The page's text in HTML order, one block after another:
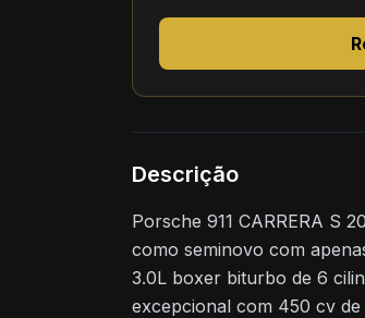
Descrição
Porsche 911 CARRERA S
como seminovo com
3.0L boxer biturbo de 6
excepcional com 450 cv